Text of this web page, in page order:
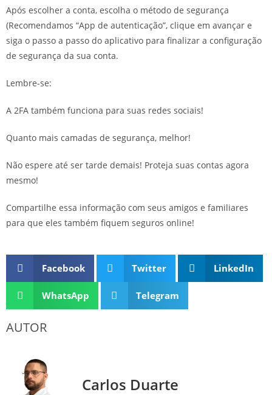
Após escolher a conta, escolha o método de segurança
(Recomendamos “App de autenticação”, clique em avançar e
siga o passo a passo do aplicativo para finalizar a configuração
de segurança da sua conta.
Lembre-se:
A 2FA também funciona para suas redes sociais!
Quanto mais camadas de segurança, melhor!
Não espere até ser tarde demais! Proteja suas contas agora
mesmo!
Compartilhe essa informação com seus amigos e familiares
para que eles também fiquem seguros online!
Facebook Twitter LinkedIn
WhatsApp Telegram
AUTOR
Carlos Duarte